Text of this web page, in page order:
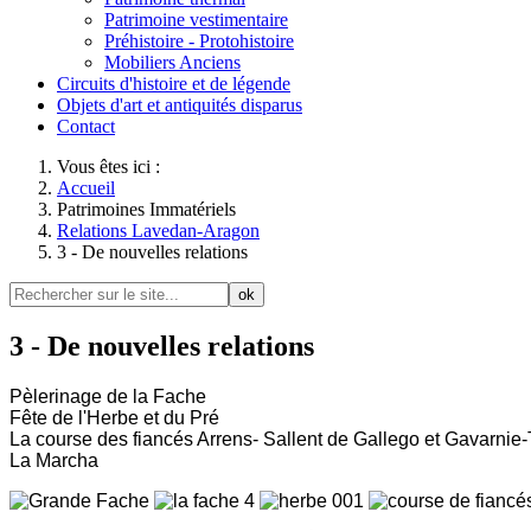
Patrimoine vestimentaire
Préhistoire - Protohistoire
Mobiliers Anciens
Circuits d'histoire et de légende
Objets d'art et antiquités disparus
Contact
Vous êtes ici :
Accueil
Patrimoines Immatériels
Relations Lavedan-Aragon
3 - De nouvelles relations
ok
3 - De nouvelles relations
Pèlerinage de la Fache
Fête de l'Herbe et du Pré
La course des fiancés Arrens- Sallent de Gallego et Gavarnie-
La Marcha